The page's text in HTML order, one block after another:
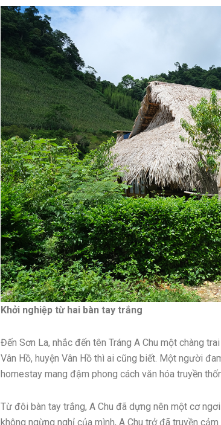
Khởi nghiệp từ hai bàn tay trắng
Đến Sơn La, nhắc đến tên Tráng A Chu một chàng
Vân Hồ, huyện Vân Hồ thì ai cũng biết. Một người
homestay mang đậm phong cách văn hóa truyền
Từ đôi bàn tay trắng, A Chu đã dựng nên một cơ
không ngừng nghỉ của mình, A Chu trở đã truyền